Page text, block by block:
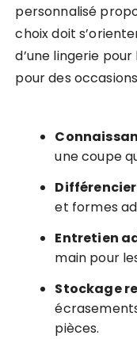
personnalisé
choix doit
d’une lingerie
pour des
une coupe
Différencier
et formes
Entretien
main pour
Stockage
pièces.